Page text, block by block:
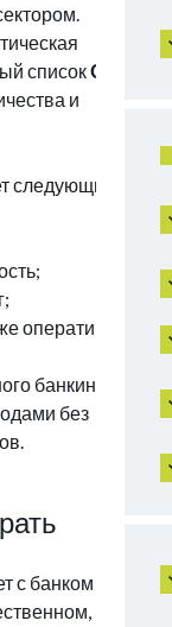
списокОЭСР
и
следующие
оперативную
банкинга, что
без
с банком